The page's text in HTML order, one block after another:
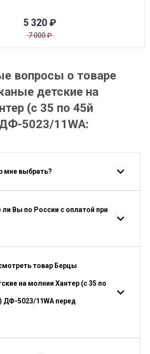
5 320 ₽
7 000₽
вопросы о товаре
детские на
(с 35 по 45й
5023/11WA:
мне выбрать?
ли Вы по России с оплатой при
товар Берцы
на молнии Хантер (с 35 по
ДФ-5023/11WA перед